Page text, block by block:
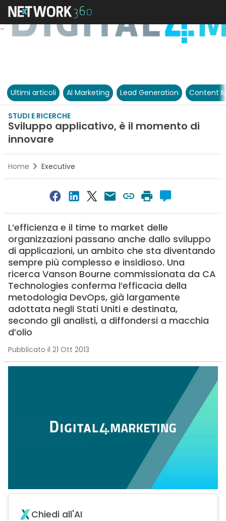
Ultimi articoli AI Marketing Lead Generation Content
STUDI E RICERCHE
Sviluppo applicativo, è il momento di
innovare
Home Executive
L’efficienza e il time to market delle
organizzazioni passano anche dallo sviluppo
di applicazioni, un ambito che sta diventando
sempre più complesso e insidioso. Una
ricerca Vanson Bourne commissionata da CA
Technologies conferma l’efficacia della
metodologia DevOps, già largamente
adottata negli Stati Uniti e destinata,
secondo gli analisti, a diffondersi a macchia
d’olio
Pubblicato il 21 Ott 2013
Chiedi all'AI